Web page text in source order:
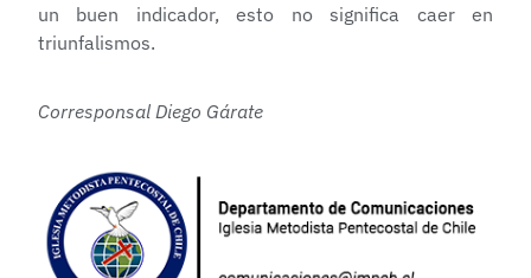
un buen indicador, esto no significa caer en
triunfalismos.
Corresponsal Diego Gárate